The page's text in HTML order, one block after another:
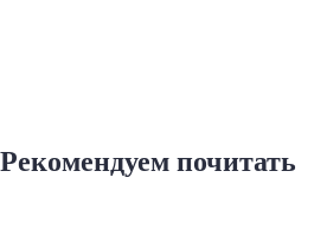
Рекомендуем почитать